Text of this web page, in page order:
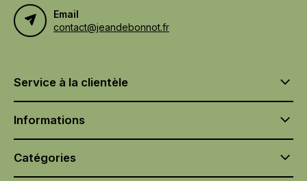
Email
contact@jeandebonnot.fr
Service à la clientèle
Informations
Catégories